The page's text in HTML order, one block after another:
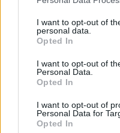
I want to opt-out of
personal data.
Opted In
I want to opt-out of
Personal Data.
Opted In
I want to opt-out of
Personal Data for
Opted In
ÉKSZER, DRÁGAKŐ
229. tétel: